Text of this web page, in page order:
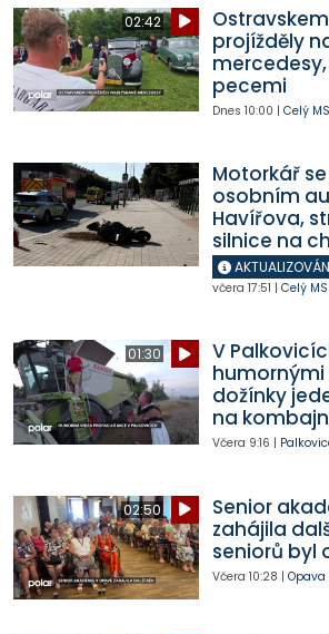
02:42
projížděly
pecemi
Dnes 10:00 | Celý
Motorkář se
osobním
Havířova,
silnice na
včera 17:51 | Celý
01:30
V
humornými
dožínky
na
Včera 9:16 |
02:50
Senior
zahájila
seniorů byl
Včera 10:28 | Opava